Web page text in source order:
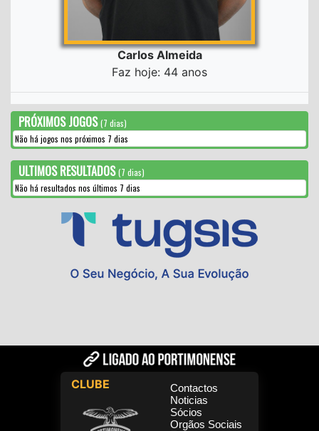
Carlos Almeida
Faz hoje: 44 anos
PRÓXIMOS JOGOS(7 dias)
Não há jogos nos próximos 7 dias
ULTIMOS RESULTADOS(7 dias)
Não há resultados nos últimos 7 dias
CLUBE
Contactos
Noticias
Sócios
Orgãos Sociais